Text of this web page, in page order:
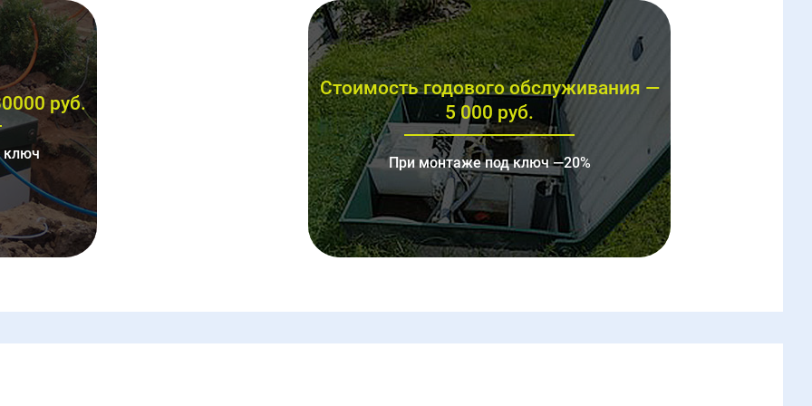
руб.
ключ
Стоимость годового обслуживания —
5 000 руб.
При монтаже под ключ —20%